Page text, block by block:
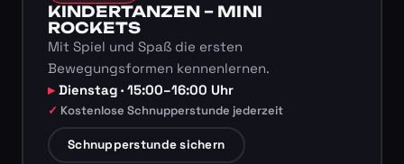
KINDERTANZEN – MINI
ROCKETS
Mit Spiel und Spaß die ersten
Bewegungsformen kennenlernen.
Dienstag · 15:00–16:00 Uhr
Kostenlose Schnupperstunde jederzeit
Schnupperstunde sichern